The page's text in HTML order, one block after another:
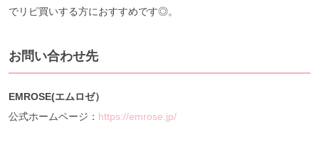
でリピ買いする方におすすめです◎。
お問い合わせ先
EMROSE(エムロゼ）
公式ホームページ： https://emrose.jp/